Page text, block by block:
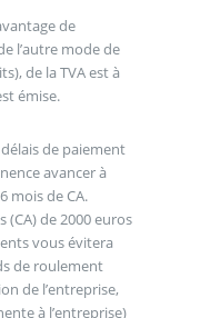
de
l’autre mode de
de la TVA est à
émise.
de paiement
avancer à
mois de CA.
(CA) de 2000 euros
vous évitera
de roulement
de l’entreprise,
à l’entreprise)